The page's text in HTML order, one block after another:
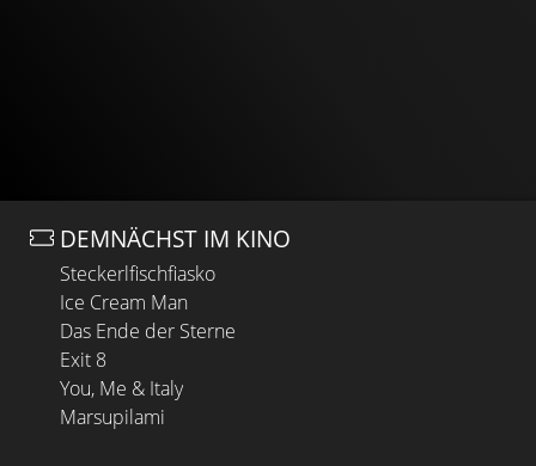
DEMNÄCHST IM KINO
Steckerlfischfiasko
Ice Cream Man
Das Ende der Sterne
Exit 8
You, Me & Italy
Marsupilami